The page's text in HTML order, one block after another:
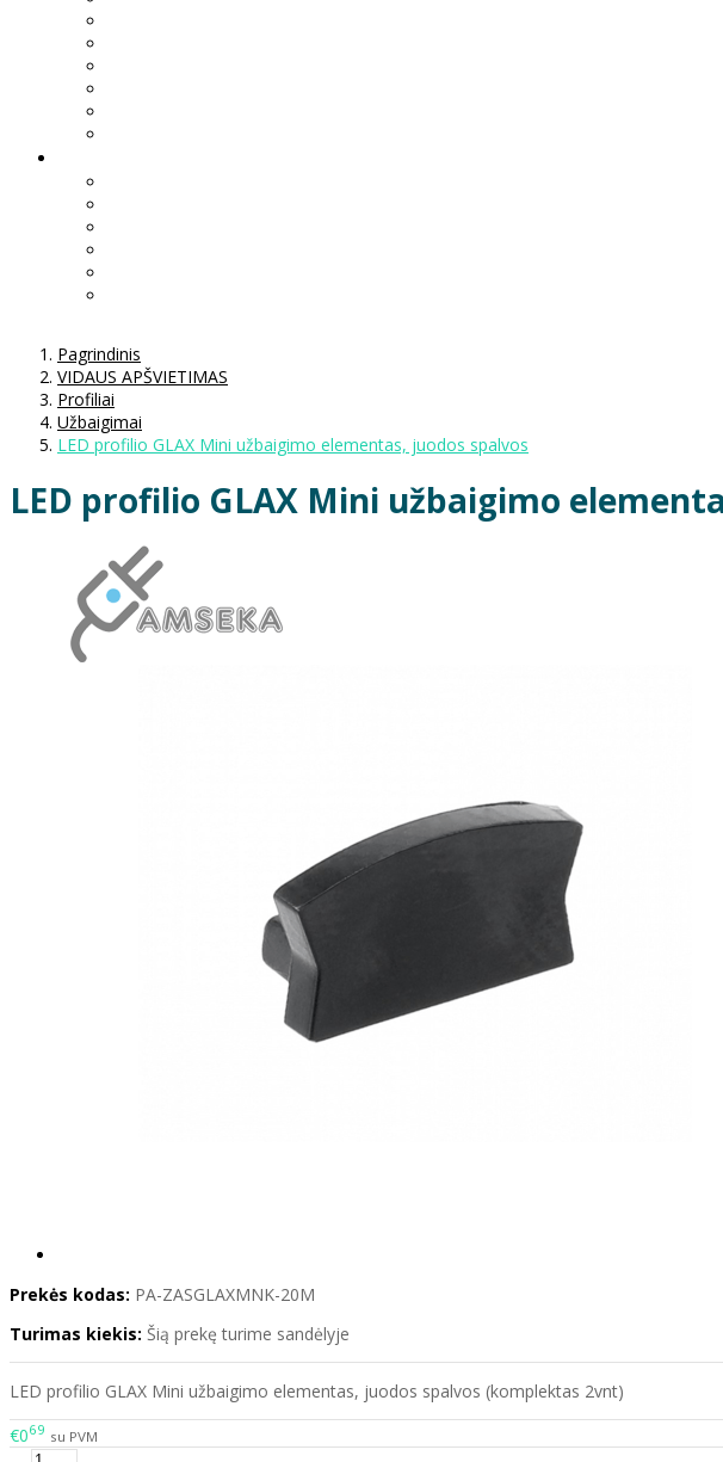
Pagrindinis
VIDAUS APŠVIETIMAS
Profiliai
Užbaigimai
LED profilio GLAX Mini užbaigimo elementas, juodos spalvos
LED profilio GLAX Mini užbaigimo
Prekės kodas: PA-ZASGLAXMNK-20M
Turimas kiekis: Šią prekę turime sandėlyje
LED profilio GLAX Mini užbaigimo elementas, juodos spalvos (komplektas 2vnt)
€069 su PVM